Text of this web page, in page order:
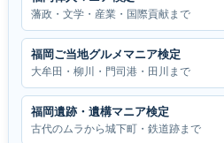
藩政・文学・産業・国際貢献まで
福岡ご当地グルメマニア検定
大牟田・柳川・門司港・田川まで
福岡遺跡・遺構マニア検定
古代のムラから城下町・鉄道跡まで